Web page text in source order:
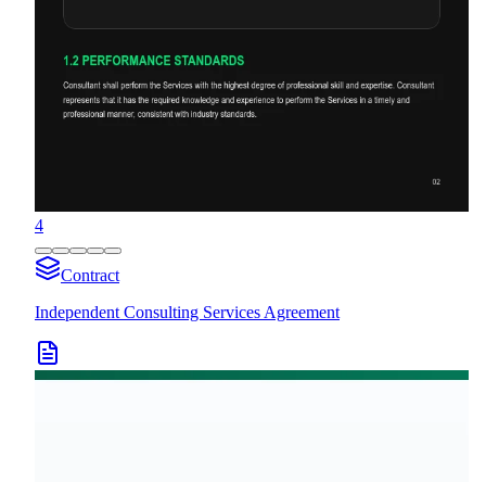
4
Contract
Independent Consulting Services Agreement